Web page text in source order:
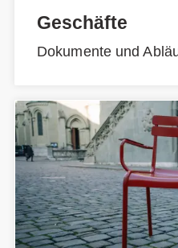
Geschäfte
Dokumente und